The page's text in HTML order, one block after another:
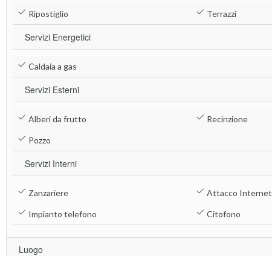
Ripostiglio Terrazzi
Servizi Energetici
Caldaia a gas
Servizi Esterni
Alberi da frutto Recinzione
Pozzo
Servizi Interni
Zanzariere Attacco Internet
Impianto telefono Citofono
Luogo